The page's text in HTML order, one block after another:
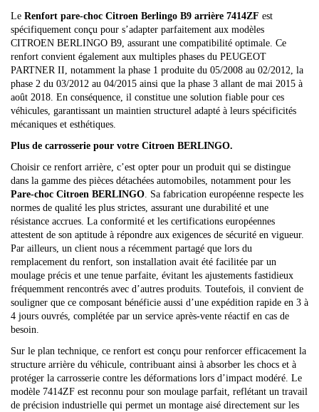
Le Renfort pare-choc Citroen Berlingo B9 arrière 7414ZF est
spécifiquement conçu pour s’adapter parfaitement aux modèles
CITROEN BERLINGO B9, assurant une compatibilité optimale. Ce
renfort convient également aux multiples phases du PEUGEOT
PARTNER II, notamment la phase 1 produite du 05/2008 au 02/2012, la
phase 2 du 03/2012 au 04/2015 ainsi que la phase 3 allant de mai 2015 à
août 2018. En conséquence, il constitue une solution fiable pour ces
véhicules, garantissant un maintien structurel adapté à leurs spécificités
mécaniques et esthétiques.
Plus de carrosserie pour votre Citroen BERLINGO.
Choisir ce renfort arrière, c’est opter pour un produit qui se distingue
dans la gamme des pièces détachées automobiles, notamment pour les
Pare-choc Citroen BERLINGO. Sa fabrication européenne respecte les
normes de qualité les plus strictes, assurant une durabilité et une
résistance accrues. La conformité et les certifications européennes
attestent de son aptitude à répondre aux exigences de sécurité en vigueur.
Par ailleurs, un client nous a récemment partagé que lors du
remplacement du renfort, son installation avait été facilitée par un
moulage précis et une tenue parfaite, évitant les ajustements fastidieux
fréquemment rencontrés avec d’autres produits. Toutefois, il convient de
souligner que ce composant bénéficie aussi d’une expédition rapide en 3 à
4 jours ouvrés, complétée par un service après-vente réactif en cas de
besoin.
Sur le plan technique, ce renfort est conçu pour renforcer efficacement la
structure arrière du véhicule, contribuant ainsi à absorber les chocs et à
protéger la carrosserie contre les déformations lors d’impact modéré. Le
modèle 7414ZF est reconnu pour son moulage parfait, reflétant un travail
de précision industrielle qui permet un montage aisé directement sur les